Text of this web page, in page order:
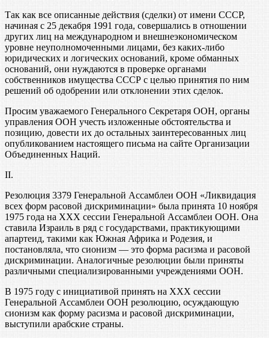
Так как все описанные действия (сделки) от имени СССР,
начиная с 25 декабря 1991 года, совершались в отношении
других лиц на международном и внешнеэкономическом
уровне неуполномоченными лицами, без каких-либо
юридических и логических оснований, кроме обманных
оснований, они нуждаются в проверке органами
собственников имущества СССР с целью принятия по ним
решений об одобрении или отклонении этих сделок.
Просим уважаемого Генерального Секретаря ООН, органы
управления ООН учесть изложенные обстоятельства и
позицию, довести их до остальных заинтересованных лиц
опубликованием настоящего письма на сайте Организации
Объединенных Наций.
II.
Резолюция 3379 Генеральной Ассамблеи ООН «Ликвидация
всех форм расовой дискриминации» была принята 10 ноября
1975 года на XXX сессии Генеральной Ассамблеи ООН. Она
ставила Израиль в ряд с государствами, практикующими
апартеид, такими как Южная Африка и Родезия, и
постановляла, что сионизм — это форма расизма и расовой
дискриминации. Аналогичные резолюции были приняты
различными специализированными учреждениями ООН.
В 1975 году с инициативой принять на XXX сессии
Генеральной Ассамблеи ООН резолюцию, осуждающую
сионизм как форму расизма и расовой дискриминации,
выступили арабские страны.